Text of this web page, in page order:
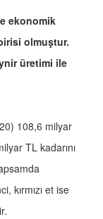
ekonomik
olmuştur.
üretimi ile
108,6 milyar
TL kadarını
kırmızı et ise